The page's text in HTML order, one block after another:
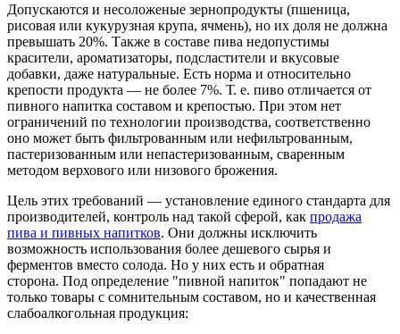
Допускаются и несоложеные зернопродукты (пшеница,
рисовая или кукурузная крупа, ячмень), но их доля не должна
превышать 20%. Также в составе пива недопустимы
красители, ароматизаторы, подсластители и вкусовые
добавки, даже натуральные. Есть норма и относительно
крепости продукта — не более 7%. Т. е. пиво отличается от
пивного напитка составом и крепостью. При этом нет
ограничений по технологии производства, соответственно
оно может быть фильтрованным или нефильтрованным,
пастеризованным или непастеризованным, сваренным
методом верхового или низового брожения.
Цель этих требований — установление единого стандарта для
производителей, контроль над такой сферой, как продажа
пива и пивных напитков. Они должны исключить
возможность использования более дешевого сырья и
ферментов вместо солода. Но у них есть и обратная
сторона. Под определение "пивной напиток" попадают не
только товары с сомнительным составом, но и качественная
слабоалкогольная продукция: